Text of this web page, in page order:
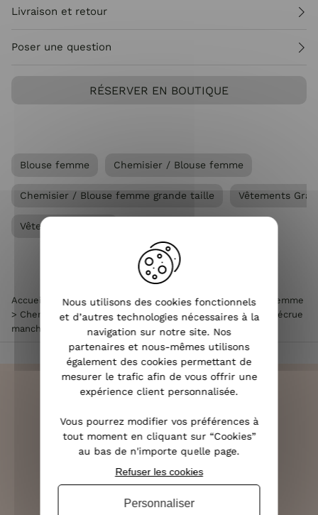
Livraison et retour
Poser une question
RÉSERVER EN BOUTIQUE
Blouse femme Chemisier / Blouse femme
Chemisier / Blouse femme grande taille Vêtements
Vêtements femme
Accueil Vêtements femme >Vêtements Grandes Tailles femme
> Chemisier / Blouse femme grande taille >Blouse femme écrue
manches 3/4 broderies bleues Estella
LIVRAISON RAPIDE
OFFERTE DÈS 70€
Nous utilisons des cookies fonctionnels
et d’autres technologies nécessaires à la
navigation sur notre site. Nos
partenaires et nous-mêmes utilisons
également des cookies permettant de
mesurer le trafic afin de vous offrir une
expérience client personnalisée.
Vous pourrez modifier vos préférences à
tout moment en cliquant sur “Cookies”
au bas de n'importe quelle page.
Refuser les cookies
Personnaliser